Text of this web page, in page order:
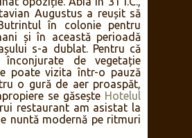
Augustus a reușit să
în colonie pentru
și în această perioadă
s-a dublat. Pentru că
înconjurate de vegetație
poate vizita într-o pauză
o gură de aer proaspăt,
se găsește Hotelul
restaurant am asistat la
nuntă modernă pe ritmuri